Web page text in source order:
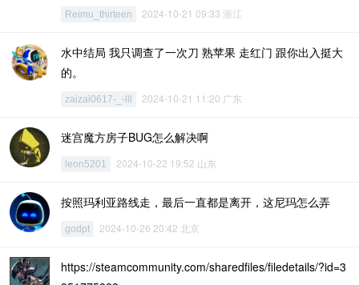
Reimu_thirteen 2024-10-21 09:33 浙江
水中结局 我只调查了一次刀 熟苹果 走红门 跟你出入挺大
的。
zaizai0617-_-lll 2024-10-21 11:20 广东
迷宫魔方房子BUG怎么解决啊
leon5201 2024-10-22 19:52 山东
按照玛利亚路线走，最后一直都是离开，这尼玛怎么弄
godpt 2024-10-26 20:42 北京
https://steamcommunity.com/sharedfiles/filedetails/?id=3